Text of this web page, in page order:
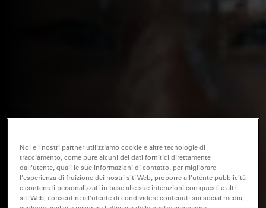
Noi e i nostri partner utilizziamo cookie e altre tecnologie di
tracciamento, come pure alcuni dei dati fornitici direttamente
dall'utente, quali le sue informazioni di contatto, per migliorare
l'esperienza di fruizione dei nostri siti Web, proporre all'utente pubblicità
e contenuti personalizzati in base alle sue interazioni con questi e altri
siti Web, consentire all'utente di condividere contenuti sui social media,